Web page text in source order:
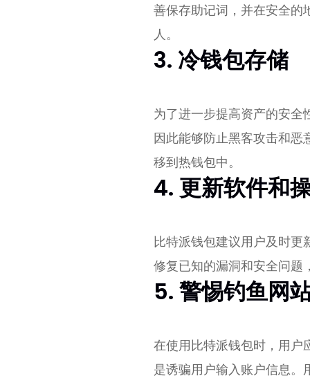
善保存助记词，并在安全的
人。
3. 冷钱包存储
为了进一步提高资产的安全
因此能够防止黑客攻击和恶
移到热钱包中。
4. 更新软件和
比特派钱包建议用户及时更
修复已知的漏洞和安全问题
5. 警惕钓鱼网
在使用比特派钱包时，用户
是诱骗用户输入账户信息。